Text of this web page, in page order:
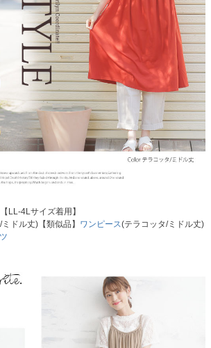
LL-4Lサイズ着用】
ドル丈)【類似品】 ワンピース(テラコッタ/ミドル丈)